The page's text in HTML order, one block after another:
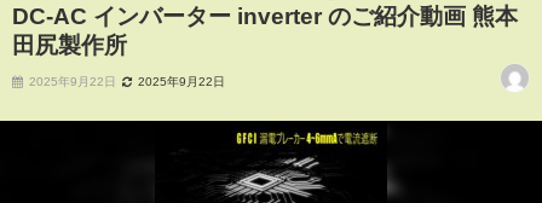
DC-AC インバーター inverter のご紹介動画 熊本
田尻製作所
2025年9月22日 2025年9月22日